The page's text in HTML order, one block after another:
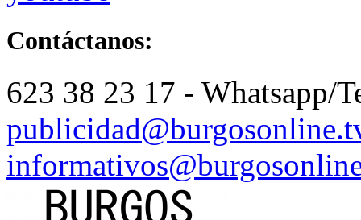
Contáctanos:
623 38 23 17 - Whatsapp/